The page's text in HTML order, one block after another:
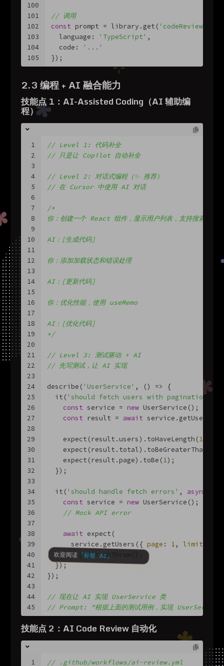
100
101
102
103
104
105
// 调用
const prompt = library.get( 'codeReview'
  language:
'TypeScript' ,
  code:
'...'
});
2.3 编程 + AI 融合能力
技能点 1：AI-Assisted Coding（AI 辅助编
程）
1
2
3
4
5
6
7
8
9
10
11
12
13
14
15
16
17
18
19
20
21
22
23
24
25
26
27
28
29
30
31
32
33
34
35
36
37
38
39
40
41
42
43
44
45
// Level 1: 代码补全
// 只是让 Copilot 自动补全
// Level 2: 对话式编程（✨ 推荐）
// 在 Cursor 中使用 AI 对话
/*
你：创建一个 React 组件，显示用户列表，支持搜索和分页
AI：[生成代码]
你：添加加载状态和错误处理
AI：[更新代码]
你：优化性能，使用 useMemo
AI：[优化代码]
*/
// Level 3: 测试驱动 + AI
// 先写测试，让 AI 实现
describe( 'UserService' , () => {
  it(
'should fetch users with pagination'
const service = new UserService();
const result = await service.getUsers({
    expect(result.users).toHaveLength(
10
    expect(result.total).toBeGreaterThan(
    expect(result.page).toBe(
1);
  });
  it(
'should handle fetch errors' , async
const service = new UserService();
// Mock API error
await expect(
      service.getUsers({
page : 1, limit:
    ).rejects.toThrow();
  });
});
// 现在让 AI 实现 UserService 类
// Prompt: "根据上面的测试用例，实现
技能点 2：AI Code Review 自动化
1 // .github/workflows/ai-review.yml